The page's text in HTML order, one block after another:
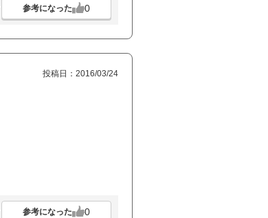
参考になった 0
投稿日：2016/03/24
参考になった 0